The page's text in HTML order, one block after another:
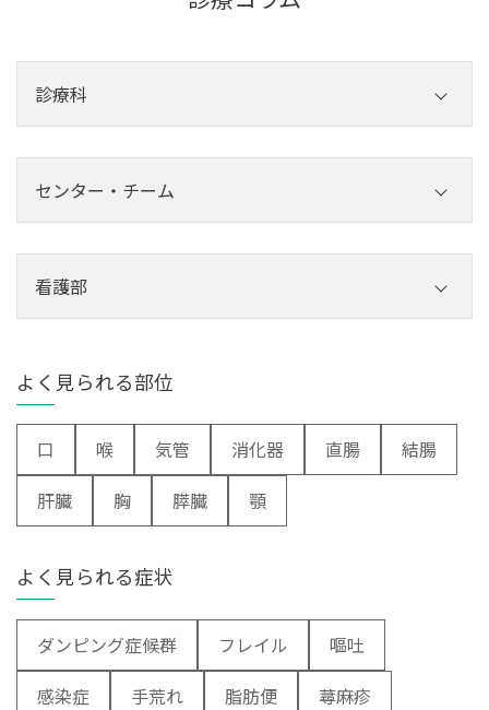
診療科
外科
その他診療科
センター・チーム
チーム
看護部
よく見られる部位
口 喉 気管 消化器 直腸
結腸
肝臓
胸 膵臓 顎
よく見られる症状
ダンピング症候群 フレイル
嘔吐
感染症
手荒れ 脂肪便
蕁麻疹